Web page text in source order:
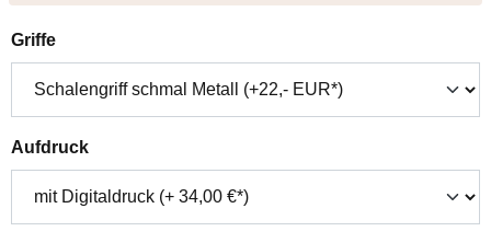
Griffeauswählen
Aufdruckauswählen